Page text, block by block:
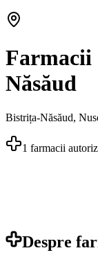
Farmacii
Năsăud
Bistrița-Năsăud,
1 farmacii
Despre